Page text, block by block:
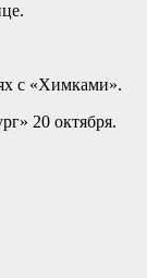
с «Химками».
20 октября.